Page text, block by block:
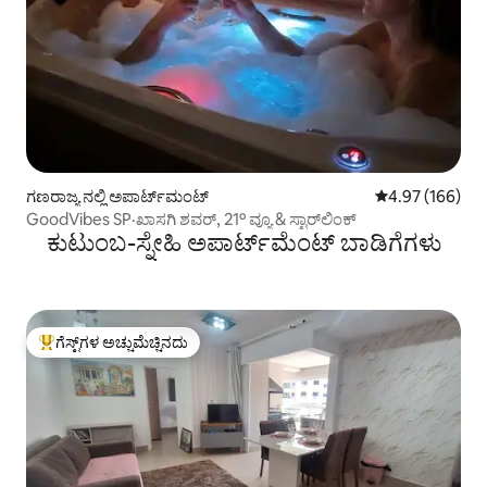
ಗಣರಾಜ್ಯ ನಲ್ಲಿ ಅಪಾರ್ಟ್‌ಮಂಟ್ 5 ರಲ್ಲಿ 4.97
4.97 (166)
GoodVibes SP·ಖಾಸಗಿ ಶವರ್, 21º ವ್ಯೂ & ಸ್ಟಾರ್‌ಲಿಂಕ್
ಕುಟುಂಬ-ಸ್ನೇಹಿ ಅಪಾರ್ಟ್‌ಮೆಂಟ್ ಬಾಡಿಗೆಗಳು
ಗೆಸ್ಟ್‌ಗಳಿಗೆ ಅತಿ ಹೆಚ್ಚು ಅಚ್ಚುಮೆಚ್ಚಿನದು
ಗೆಸ್ಟ್‌ಗಳ ಅಚ್ಚುಮೆಚ್ಚಿನದು